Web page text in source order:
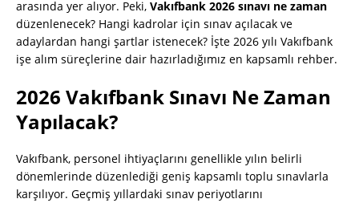
arasında yer alıyor. Peki, Vakıfbank 2026 sınavı ne zaman
düzenlenecek? Hangi kadrolar için sınav açılacak ve
adaylardan hangi şartlar istenecek? İşte 2026 yılı Vakıfbank
işe alım süreçlerine dair hazırladığımız en kapsamlı rehber.
2026 Vakıfbank Sınavı Ne Zaman
Yapılacak?
Vakıfbank, personel ihtiyaçlarını genellikle yılın belirli
dönemlerinde düzenlediği geniş kapsamlı toplu sınavlarla
karşılıyor. Geçmiş yıllardaki sınav periyotlarını